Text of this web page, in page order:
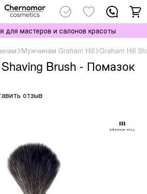
для мастеров и салонов красоты
Мужчинам Graham Hill Graham Hill
Brush - Помазок
отзыв